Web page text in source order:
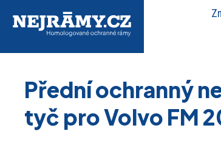
Přední ochranný
tyč pro Volvo FM